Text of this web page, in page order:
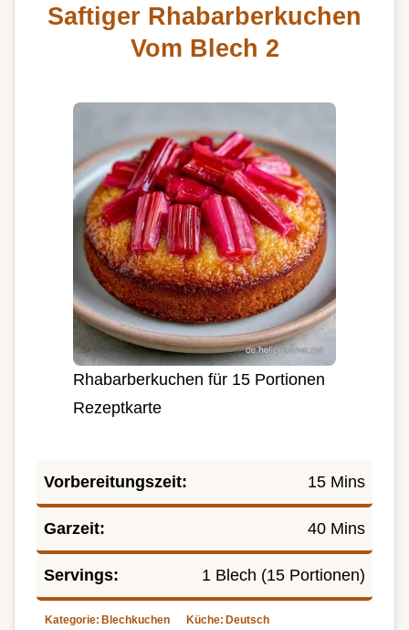
Saftiger Rhabarberkuchen
Vom Blech 2
Rhabarberkuchen für 15 Portionen
Rezeptkarte
Vorbereitungszeit: 15 Mins
Garzeit: 40 Mins
Servings: 1 Blech (15 Portionen)
Kategorie: Blechkuchen Küche: Deutsch